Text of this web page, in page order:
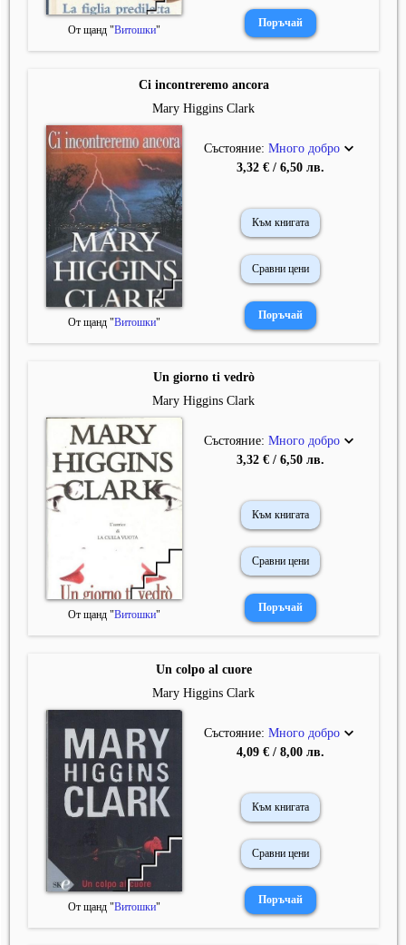
От щанд "Витошки"
Ci incontreremo ancora
Mary Higgins Clark
От щанд "Витошки"
Състояние: Много добро
3,32 € / 6,50 лв.
Към книгата
Сравни цени
Un giorno ti vedrò
Mary Higgins Clark
От щанд "Витошки"
Състояние: Много добро
3,32 € / 6,50 лв.
Към книгата
Сравни цени
Un colpo al cuore
Mary Higgins Clark
От щанд "Витошки"
Състояние: Много добро
4,09 € / 8,00 лв.
Към книгата
Сравни цени